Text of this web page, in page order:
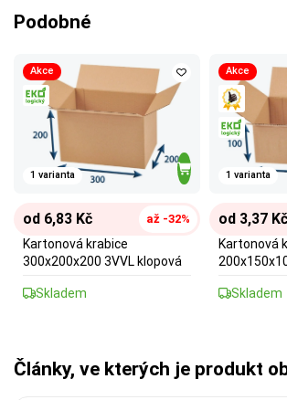
Podobné
Akce
1 varianta
od 6,83 Kč až -32%
Kartonová krabice
300x200x200 3VVL klopová
Skladem
Akce
1 varianta
od 3,37 Kč
Kartonová
Skladem
Články, ve kterých je produkt